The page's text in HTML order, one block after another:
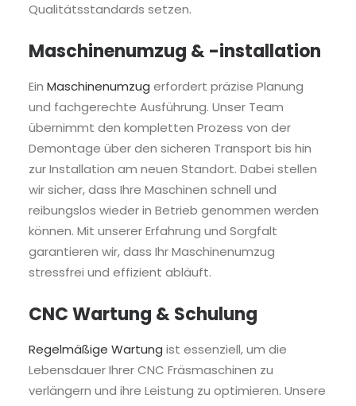
Qualitätsstandards setzen.
Maschinenumzug & -installation
Ein Maschinenumzug erfordert präzise Planung
und fachgerechte Ausführung. Unser Team
übernimmt den kompletten Prozess von der
Demontage über den sicheren Transport bis hin
zur Installation am neuen Standort. Dabei stellen
wir sicher, dass Ihre Maschinen schnell und
reibungslos wieder in Betrieb genommen werden
können. Mit unserer Erfahrung und Sorgfalt
garantieren wir, dass Ihr Maschinenumzug
stressfrei und effizient abläuft.
CNC Wartung & Schulung
Regelmäßige Wartung ist essenziell, um die
Lebensdauer Ihrer CNC Fräsmaschinen zu
verlängern und ihre Leistung zu optimieren. Unsere